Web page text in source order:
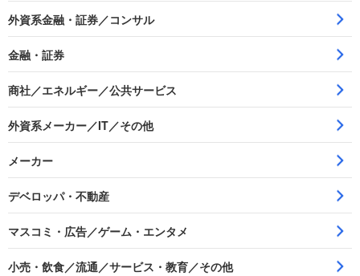
外資系金融・証券／コンサル
金融・証券
商社／エネルギー／公共サービス
外資系メーカー／IT／その他
メーカー
デベロッパ・不動産
マスコミ・広告／ゲーム・エンタメ
小売・飲食／流通／サービス・教育／その他